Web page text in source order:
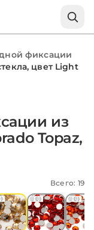
фиксации
цвет Light
из
Topaz,
Всего: 19